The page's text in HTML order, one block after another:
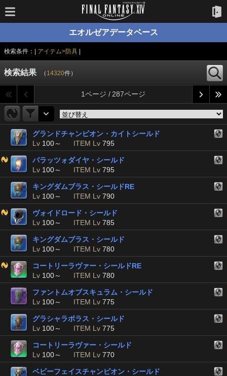
エオルゼアデータベース
検索条件：| アイテム>防具|
検索結果 （ 14320件）
1ページ / 287ページ
グランドチャンピオン・カイトシールド
Lv 100～ ITEM Lv 795
パラッツォダイヤ・シールド
Lv 100～ ITEM Lv 795
キングダムブラス・シールドRE
Lv 100～ ITEM Lv 790
ヴォイドロード・シールド
Lv 100～ ITEM Lv 785
キングダムブラス・シールド
Lv 100～ ITEM Lv 780
コートリーラヴァー・シールドRE
Lv 100～ ITEM Lv 780
ファントムオブスキュラム・シールド
Lv 100～ ITEM Lv 775
グラシャラボラス・シールド
Lv 100～ ITEM Lv 775
コートリーラヴァー・シールド
Lv 100～ ITEM Lv 770
ベビーフェイスチャンピオン・シールド